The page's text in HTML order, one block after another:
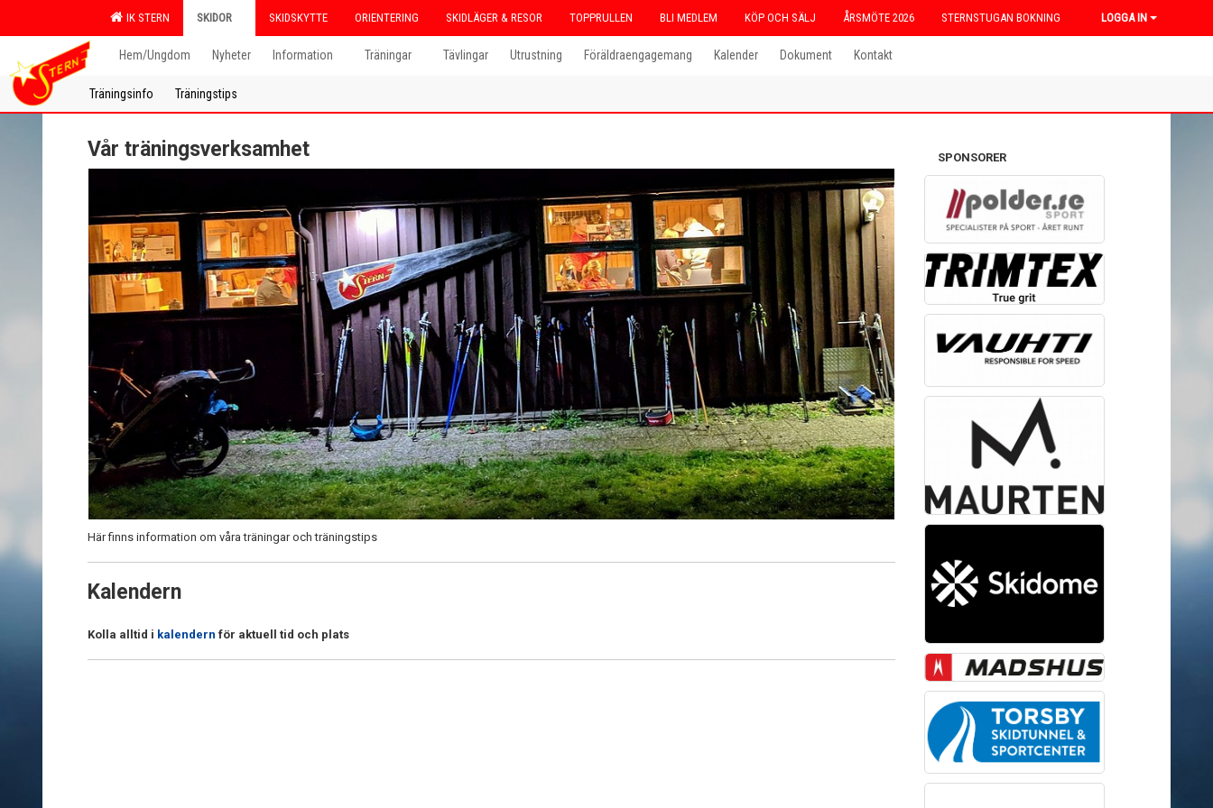
IK STERN SKIDOR SKIDSKYTTE ORIENTERING SKIDLÄGER & RESOR TOPPRULLEN BLI MEDLEM KÖP OCH SÄLJ ÅRSMÖTE 2026 STERNSTUGAN BOKNING LOGGA IN
Hem/Ungdom Nyheter Information Träningar Tävlingar Utrustning Föräldraengagemang Kalender Dokument Kontakt
Träningsinfo Träningstips
Vår träningsverksamhet
Här finns information om våra träningar och träningstips
Kalendern
Kolla alltid i kalendern för aktuell tid och plats
SPONSORER